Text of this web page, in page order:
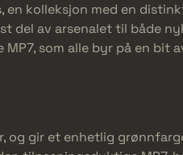
en kolleksjon med en
del av arsenalet til både
som alle byr på en bit
og gir et enhetlig